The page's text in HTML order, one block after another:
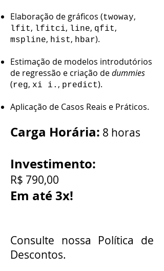
Elaboração de gráficos (twoway,
lfit, lfitci, line, qfit,
mspline, hist, hbar).
Estimação de modelos introdutórios
de regressão e criação dedummies
(reg, xi i. , predict).
Aplicação de Casos Reais e Práticos.
Carga Horária: 8 horas
Investimento:
R$ 790,00
Em até 3x!
Consulte nossa Política de
Descontos.